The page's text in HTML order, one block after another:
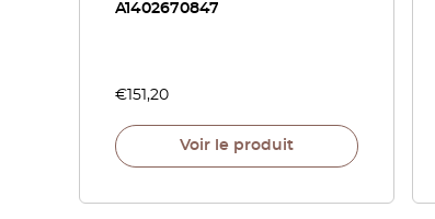
A1402670847
€ 151,20
Voir le produit